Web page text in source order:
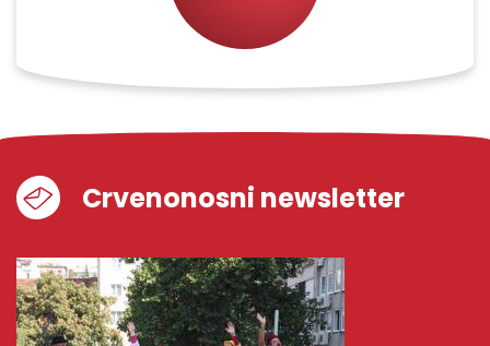
Crvenonosni newsletter